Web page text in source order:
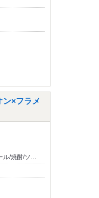
ン×フラメ
ル/焼酎/ソ…